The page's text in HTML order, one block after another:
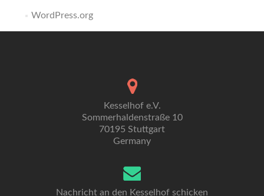
WordPress.org
Kesselhof e.V.
Sommerhaldenstraße 10
70195 Stuttgart
Germany
Nachricht an den Kesselhof schicken